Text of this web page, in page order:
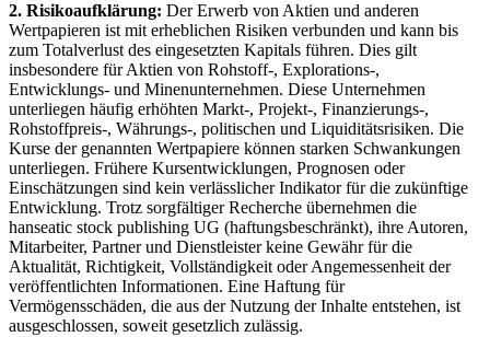
2. Risikoaufklärung: Der Erwerb von Aktien und anderen
Wertpapieren ist mit erheblichen Risiken verbunden und kann bis
zum Totalverlust des eingesetzten Kapitals führen. Dies gilt
insbesondere für Aktien von Rohstoff-, Explorations-,
Entwicklungs- und Minenunternehmen. Diese Unternehmen
unterliegen häufig erhöhten Markt-, Projekt-, Finanzierungs-,
Rohstoffpreis-, Währungs-, politischen und Liquiditätsrisiken. Die
Kurse der genannten Wertpapiere können starken Schwankungen
unterliegen. Frühere Kursentwicklungen, Prognosen oder
Einschätzungen sind kein verlässlicher Indikator für die zukünftige
Entwicklung. Trotz sorgfältiger Recherche übernehmen die
hanseatic stock publishing UG (haftungsbeschränkt), ihre Autoren,
Mitarbeiter, Partner und Dienstleister keine Gewähr für die
Aktualität, Richtigkeit, Vollständigkeit oder Angemessenheit der
veröffentlichten Informationen. Eine Haftung für
Vermögensschäden, die aus der Nutzung der Inhalte entstehen, ist
ausgeschlossen, soweit gesetzlich zulässig.